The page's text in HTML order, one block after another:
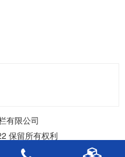
有限公司
保留所有权利